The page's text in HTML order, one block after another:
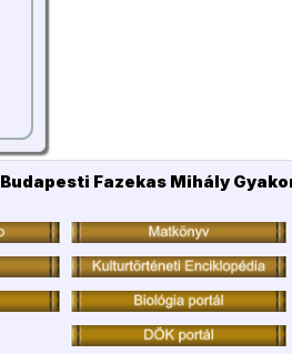
Budapesti Fazekas Mihály